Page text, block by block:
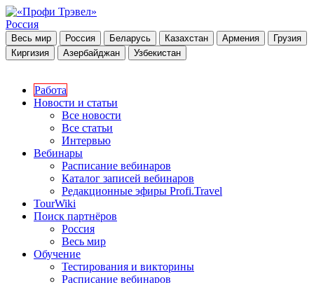
Россия
Весь мир Россия Беларусь Казахстан Армения
Грузия
Киргизия
Азербайджан Узбекистан
Работа
Новости и статьи
Все новости
Все статьи
Интервью
Вебинары
Расписание вебинаров
Каталог записей вебинаров
Редакционные эфиры Profi.Travel
TourWiki
Поиск партнёров
Россия
Весь мир
Обучение
Тестирования и викторины
Расписание вебинаров